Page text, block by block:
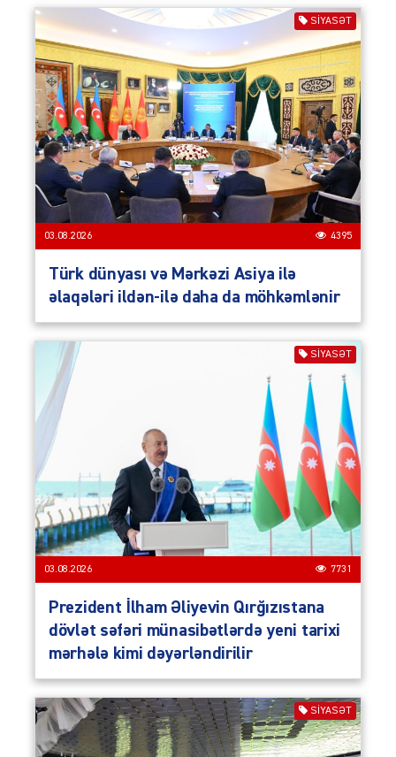
SIYASƏT
03.08.2026 4395
Türk dünyası və Mərkəzi Asiya ilə
əlaqələri ildən-ilə daha da möhkəmlənir
SIYASƏT
03.08.2026 7731
Prezident İlham Əliyevin Qırğızıstana
dövlət səfəri münasibətlərdə yeni tarixi
mərhələ kimi dəyərləndirilir
SIYASƏT